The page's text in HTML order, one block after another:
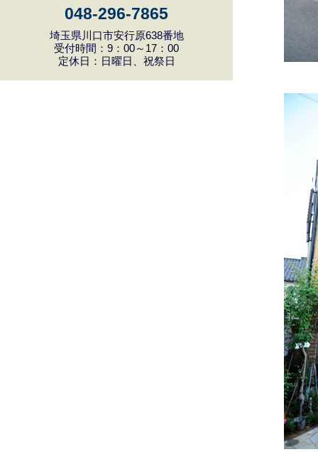
048-296-7865
埼玉県川口市安行原638番地
受付時間：9：00～17：00
定休日：日曜日、祝祭日